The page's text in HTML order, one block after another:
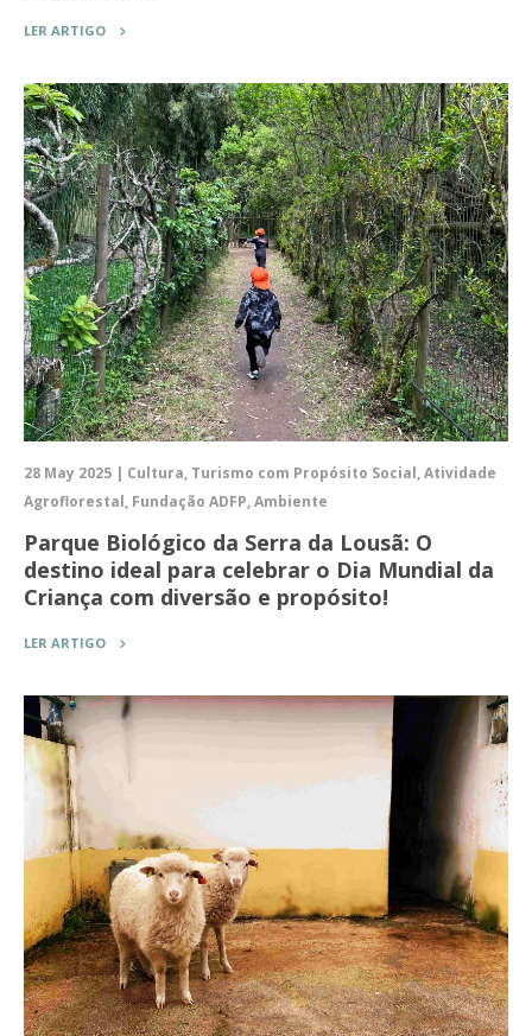
LER ARTIGO
28 May 2025 | Cultura, Turismo com Propósito Social, Atividade
Agroflorestal, Fundação ADFP, Ambiente
Parque Biológico da Serra da Lousã: O
destino ideal para celebrar o Dia Mundial da
Criança com diversão e propósito!
LER ARTIGO